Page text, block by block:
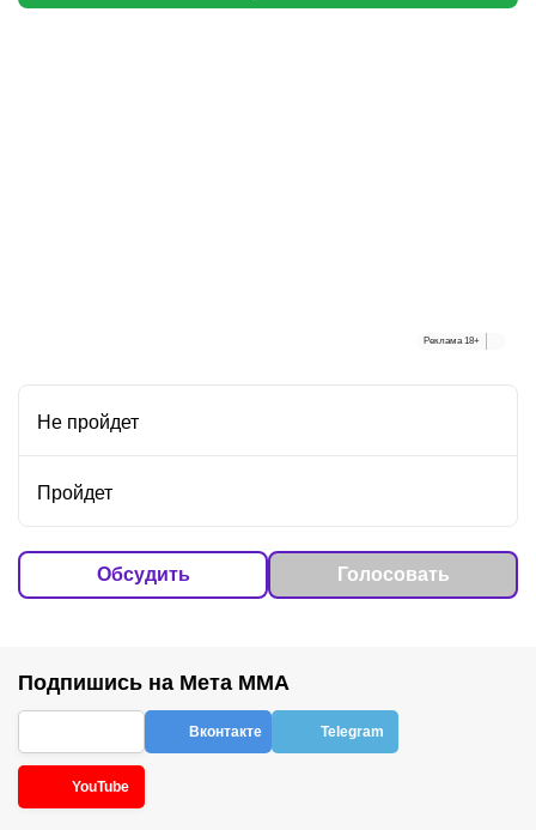
Реклама 18+
Не пройдет
Пройдет
Обсудить Голосовать
Подпишись на Мета ММА
Вконтакте Telegram
YouTube